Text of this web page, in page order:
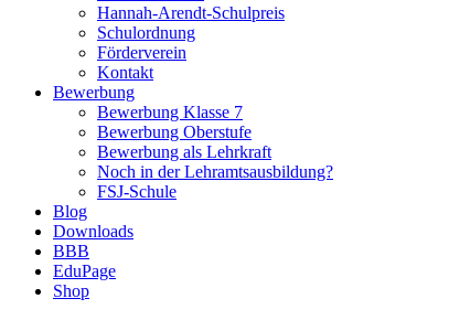
Hannah-Arendt-Schulpreis
Schulordnung
Förderverein
Kontakt
Bewerbung
Bewerbung Klasse 7
Bewerbung Oberstufe
Bewerbung als Lehrkraft
Noch in der Lehramtsausbildung?
FSJ-Schule
Blog
Downloads
BBB
EduPage
Shop